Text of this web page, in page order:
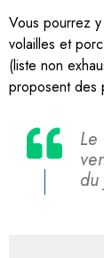
Vous pourrez
volailles et
(liste non
proposent des
du